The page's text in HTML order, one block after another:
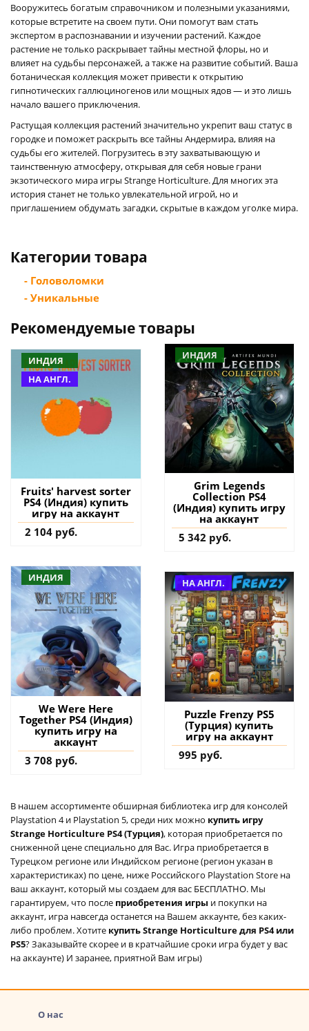
Вооружитесь богатым справочником и полезными указаниями,
которые встретите на своем пути. Они помогут вам стать
экспертом в распознавании и изучении растений. Каждое
растение не только раскрывает тайны местной флоры, но и
влияет на судьбы персонажей, а также на развитие событий. Ваша
ботаническая коллекция может привести к открытию
гипнотических галлюциногенов или мощных ядов — и это лишь
начало вашего приключения.
Растущая коллекция растений значительно укрепит ваш статус в
городке и поможет раскрыть все тайны Андермира, влияя на
судьбы его жителей. Погрузитесь в эту захватывающую и
таинственную атмосферу, открывая для себя новые грани
экзотического мира игры Strange Horticulture. Для многих эта
история станет не только увлекательной игрой, но и
приглашением обдумать загадки, скрытые в каждом уголке мира.
Категории товара
- Головоломки
- Уникальные
Рекомендуемые товары
ИНДИЯ
НА АНГЛ.
Fruits' harvest sorter
PS4 (Индия) купить
игру на аккаунт
2 104 руб.
ИНДИЯ
Grim Legends
Collection PS4
(Индия) купить игру
на аккаунт
5 342 руб.
ИНДИЯ
We Were Here
Together PS4 (Индия)
купить игру на
аккаунт
3 708 руб.
НА АНГЛ.
Puzzle Frenzy PS5
(Турция) купить
игру на аккаунт
995 руб.
В нашем ассортименте обширная библиотека игр для консолей
Playstation 4 и Playstation 5, среди них можно купить игру
Strange Horticulture PS4 (Турция), которая приобретается по
сниженной цене специально для Вас. Игра приобретается в
Турецком регионе или Индийском регионе (регион указан в
характеристиках) по цене, ниже Российского Playstation Store на
ваш аккаунт, который мы создаем для вас БЕСПЛАТНО. Мы
гарантируем, что после приобретения игры и покупки на
аккаунт, игра навсегда останется на Вашем аккаунте, без каких-
либо проблем. Хотите купить Strange Horticulture для PS4 или
PS5? Заказывайте скорее и в кратчайшие сроки игра будет у вас
на аккаунте) И заранее, приятной Вам игры)
О нас